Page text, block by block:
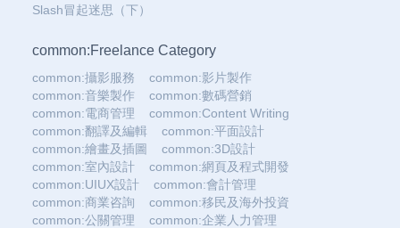
Slash冒起迷思（下）
common:Freelance Category
common:攝影服務
common:影片製作
common:音樂製作
common:數碼營銷
common:電商管理
common:Content Writing
common:翻譯及編輯
common:平面設計
common:繪畫及插圖
common:3D設計
common:室內設計
common:網頁及程式開發
common:UIUX設計
common:會計管理
common:商業咨詢
common:移民及海外投資
common:公關管理
common:企業人力管理